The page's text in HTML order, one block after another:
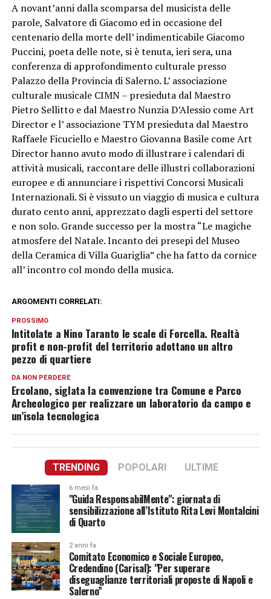
A novant’anni dalla scomparsa del musicista delle
parole, Salvatore di Giacomo ed in occasione del
centenario della morte dell’ indimenticabile Giacomo
Puccini, poeta delle note, si è tenuta, ieri sera, una
conferenza di approfondimento culturale presso
Palazzo della Provincia di Salerno. L’ associazione
culturale musicale CIMN – presieduta dal Maestro
Pietro Sellitto e dal Maestro Nunzia D’Alessio come Art
Director e l’ associazione TYM presieduta dal Maestro
Raffaele Ficuciello e Maestro Giovanna Basile come Art
Director hanno avuto modo di illustrare i calendari di
attività musicali, raccontare delle illustri collaborazioni
europee e di annunciare i rispettivi Concorsi Musicali
Internazionali. Si è vissuto un viaggio di musica e cultura
durato cento anni, apprezzato dagli esperti del settore
e non solo. Grande successo per la mostra “Le magiche
atmosfere del Natale. Incanto dei presepi del Museo
della Ceramica di Villa Guariglia” che ha fatto da cornice
all’ incontro col mondo della musica.
ARGOMENTI CORRELATI:
PROSSIMO
Intitolate a Nino Taranto le scale di Forcella. Realtà
profit e non-profit del territorio adottano un altro
pezzo di quartiere
DA NON PERDERE
Ercolano, siglata la convenzione tra Comune e Parco
Archeologico per realizzare un laboratorio da campo e
un’isola tecnologica
TRENDING POPOLARI ULTIME
6 mesi fa
"Guida ResponsabilMente": giornata di
sensibilizzazione all’Istituto Rita Levi Montalcini
di Quarto
2 anni fa
Comitato Economico e Sociale Europeo,
Credendino (Carisal): "Per superare
diseguaglianze territoriali proposte di Napoli e
Salerno”